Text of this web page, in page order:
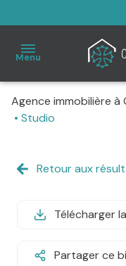
Menu
Accueil
vendre
Immo
Agence immobilière à
Studio
Retour aux
Télécharger
Partager ce